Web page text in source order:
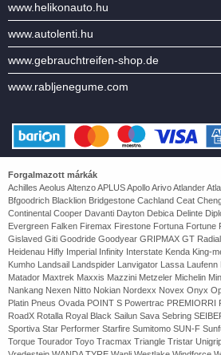
www.helikonauto.hu
www.autolenti.hu
www.gebrauchtreifen-shop.de
www.rabljenegume.com
Forgalmazott márkák
Achilles Aeolus Altenzo APLUS Apollo Arivo Atlander
Bfgoodrich Blacklion Bridgestone Cachland Ceat
Continental Cooper Davanti Dayton Debica Delinte
Evergreen Falken Firemax Firestone Fortuna Fortune
Gislaved Giti Goodride Goodyear GRIPMAX GT
Heidenau Hifly Imperial Infinity Interstate Kenda King-
Kumho Landsail Landspider Lanvigator Lassa
Matador Maxtrek Maxxis Mazzini Metzeler Michelin
Nankang Nexen Nitto Nokian Nordexx Novex Onyx
Platin Pneus Ovada POINT S Powertrac PREMIORRI
RoadX Rotalla Royal Black Sailun Sava Sebring
Sportiva Star Performer Starfire Sumitomo SUN-F
Torque Tourador Toyo Tracmax Triangle Tristar